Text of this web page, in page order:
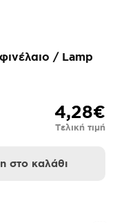
/ Lamp
4,28€
Τελική τιμή
στο καλάθι